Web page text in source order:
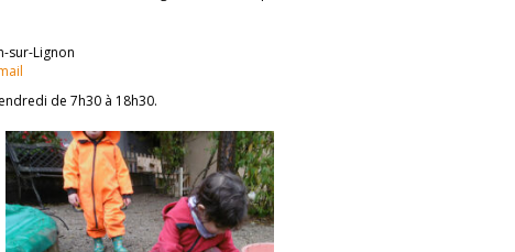
sur-Lignon
de 7h30 à 18h30.